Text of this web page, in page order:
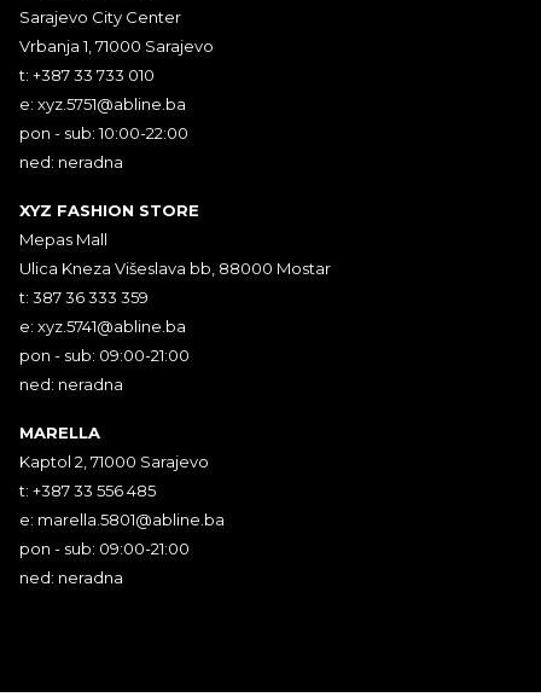
Sarajevo City Center
Vrbanja 1, 71000 Sarajevo
t: +387 33 733 010
e: xyz.5751@abline.ba
pon - sub: 10:00-22:00
ned: neradna
XYZ FASHION STORE
Mepas Mall
Ulica Kneza Višeslava bb, 88000 Mostar
t: 387 36 333 359
e: xyz.5741@abline.ba
pon - sub: 09:00-21:00
ned: neradna
MARELLA
Kaptol 2, 71000 Sarajevo
t: +387 33 556 485
e: marella.5801@abline.ba
pon - sub: 09:00-21:00
ned: neradna